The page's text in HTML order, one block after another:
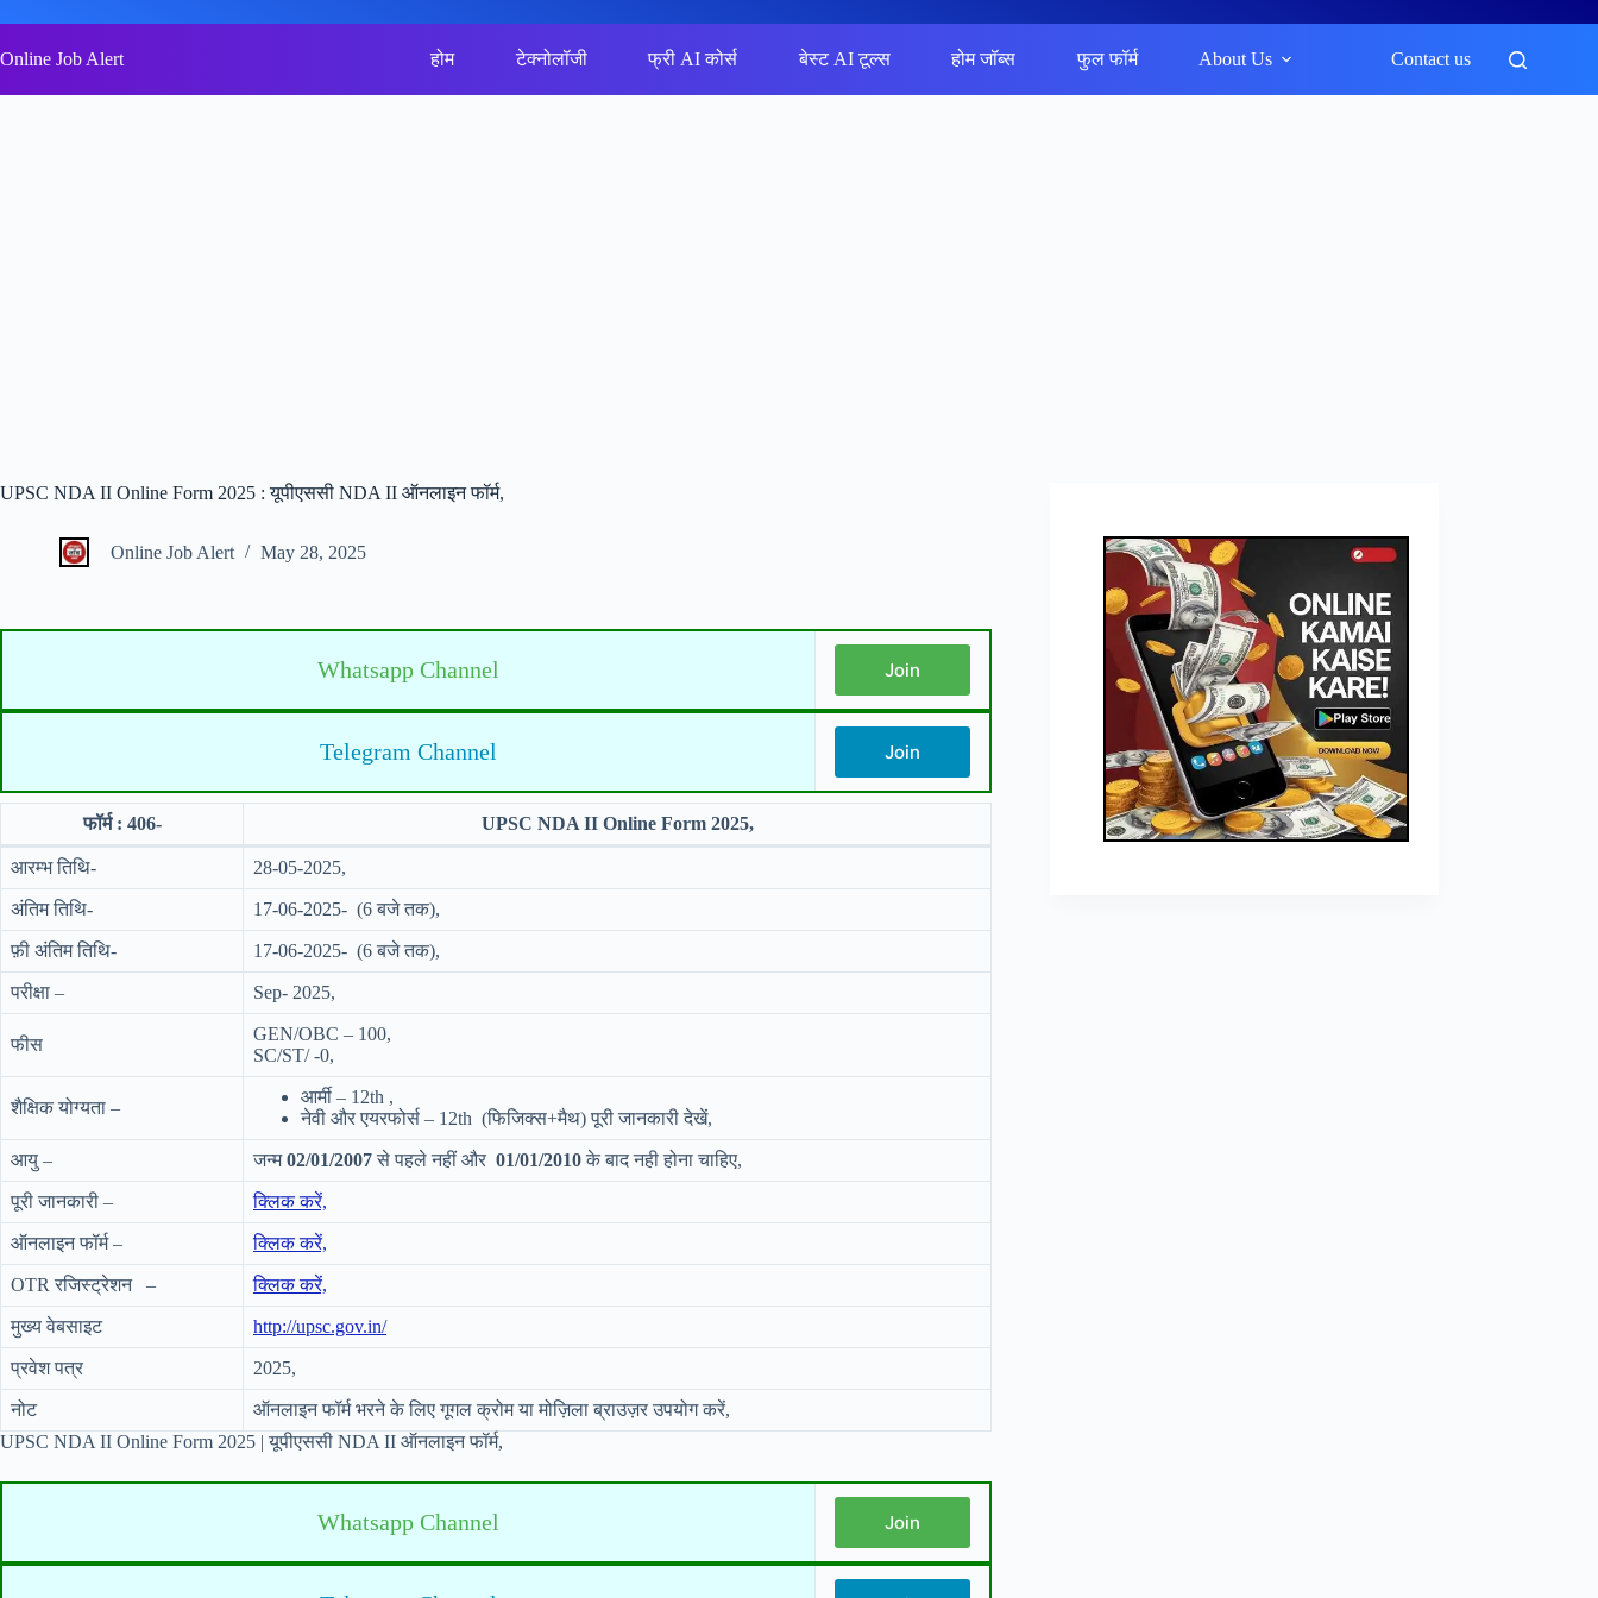
to
content
Online Job Alert होम टेक्नोलॉजी फ्री AI कोर्स बेस्ट AI टूल्स होम जॉब्स फुल फॉर्म About Us Contact us
UPSC NDA II Online Form 2025 : यूपीएससी NDA II ऑनलाइन फॉर्म,
Online Job Alert May 28, 2025
Whatsapp Channel Join
Telegram Channel Join
फॉर्म : 406- UPSC NDA II Online Form 2025,
आरम्भ तिथि- 28-05-2025,
अंतिम तिथि- 17-06-2025- (6 बजे तक),
फ़ी अंतिम तिथि- 17-06-2025- (6 बजे तक),
परीक्षा – Sep- 2025,
फीस
GEN/OBC – 100,
SC/ST/ -0,
शैक्षिक योग्यता –
आर्मी – 12th ,
नेवी और एयरफोर्स – 12th (फिजिक्स+मैथ) पूरी जानकारी देखें,
आयु – जन्म02/01/2007से पहले नहीं और 01/01/2010के बाद नही होना चाहिए,
पूरी जानकारी – क्लिक करें,
ऑनलाइन फॉर्म – क्लिक करें,
OTR रजिस्ट्रेशन – क्लिक करें,
मुख्य वेबसाइट http://upsc.gov.in/
प्रवेश पत्र 2025,
नोट
ऑनलाइन फॉर्म भरने के लिए गूगल क्रोम या मोज़िला ब्राउज़र उपयोग करें,
UPSC NDA II Online Form 2025 | यूपीएससी NDA II ऑनलाइन फॉर्म,
Whatsapp Channel Join